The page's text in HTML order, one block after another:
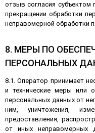
отзыв согласия субъектом
прекращении обработки
неправомерной обработки
8. МЕРЫ ПО
ПЕРСОНАЛЬНЫХ
8.1. Оператор принимает
и технические меры или
персональных данных от
ним, уничтожения,
предоставления,
от иных неправомерных